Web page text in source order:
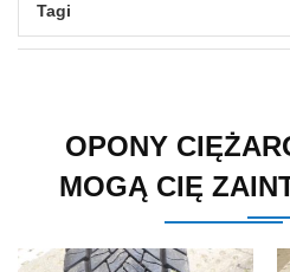
Tagi
OPONY
MOGĄ CIĘ